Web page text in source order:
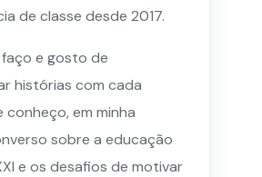
de classe desde 2017.
e gosto de
histórias com cada
conheço, em minha
sobre a educação
e os desafios de motivar